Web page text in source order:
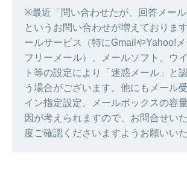
※最近「問い合わせたが、回答メール
というお問い合わせが増えておりま
ールサービス（特にGmailやYahoo!
フリーメール）、メールソフト、ウ
ト等の設定により「迷惑メール」と
う場合がございます。他にもメール
イン指定設定、メールボックスの容
因が考えられますので、お問合せい
度ご確認くださいますようお願いいた